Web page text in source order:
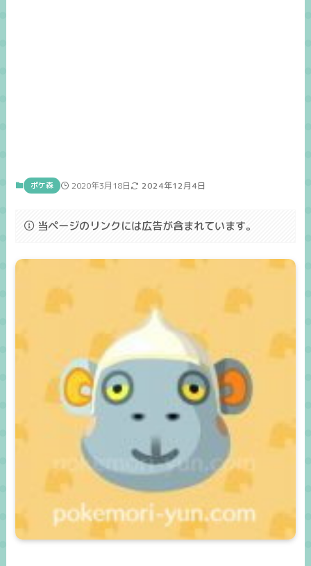
ポケ森 2020年3月18日 2024年12月4日
当ページのリンクには広告が含まれています。